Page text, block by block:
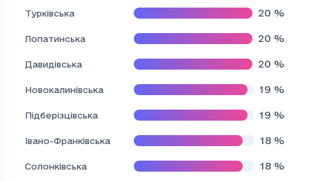
Турківська 20 %
Лопатинська 20 %
Давидівська 20 %
Новокалинівська 19 %
Підберізцівська 19 %
Івано-Франківська 18 %
Солонківська 18 %